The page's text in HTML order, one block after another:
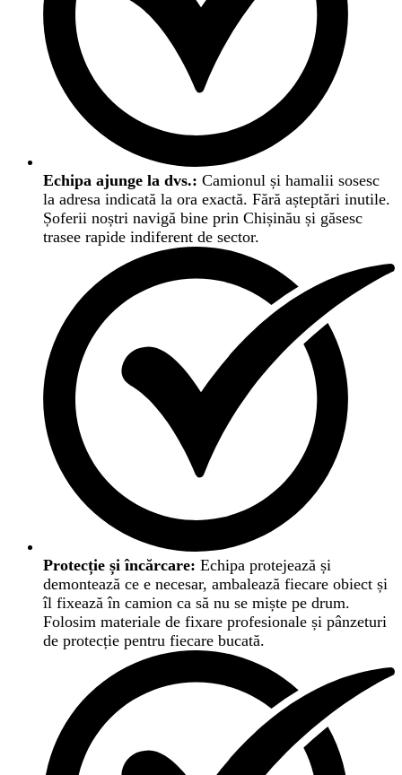
Echipa ajunge la dvs.: Camionul și hamalii sosesc
la adresa indicată la ora exactă. Fără așteptări inutile.
Șoferii noștri navigă bine prin Chișinău și găsesc
trasee rapide indiferent de sector.
Protecție și încărcare: Echipa protejează și
demontează ce e necesar, ambalează fiecare obiect și
îl fixează în camion ca să nu se miște pe drum.
Folosim materiale de fixare profesionale și pânzeturi
de protecție pentru fiecare bucată.